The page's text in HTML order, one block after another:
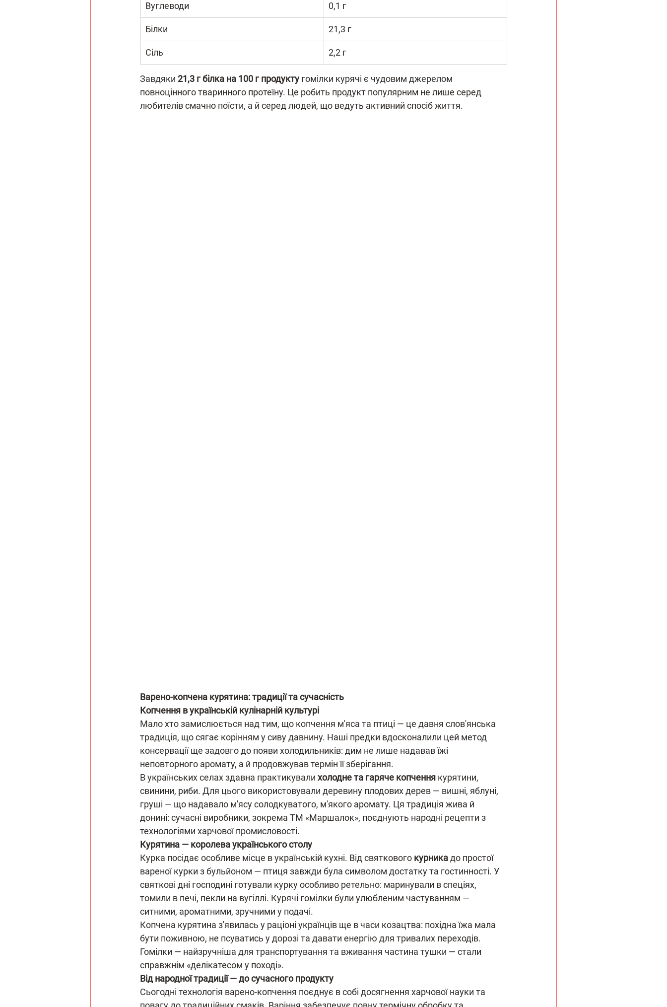
Вуглеводи 0,1 г
Білки 21,3 г
Сіль 2,2 г
Завдяки 21,3 г білка на 100 г продукту гомілки курячі є чудовим джерелом
повноцінного тваринного протеїну. Це робить продукт популярним не лише серед
любителів смачно поїсти, а й серед людей, що ведуть активний спосіб життя.
Варено-копчена курятина: традиції та сучасність
Копчення в українській кулінарній культурі
Мало хто замислюється над тим, що копчення м'яса та птиці — це давня слов'янська
традиція, що сягає корінням у сиву давнину. Наші предки вдосконалили цей метод
консервації ще задовго до появи холодильників: дим не лише надавав їжі
неповторного аромату, а й продовжував термін її зберігання.
В українських селах здавна практикували холодне та гаряче копчення курятини,
свинини, риби. Для цього використовували деревину плодових дерев — вишні, яблуні,
груші — що надавало м'ясу солодкуватого, м'якого аромату. Ця традиція жива й
донині: сучасні виробники, зокрема ТМ «Маршалок», поєднують народні рецепти з
технологіями харчової промисловості.
Курятина — королева українського столу
Курка посідає особливе місце в українській кухні. Від святкового курника до простої
вареної курки з бульйоном — птиця завжди була символом достатку та гостинності. У
святкові дні господині готували курку особливо ретельно: маринували в спеціях,
томили в печі, пекли на вугіллі. Курячі гомілки були улюбленим частуванням —
ситними, ароматними, зручними у подачі.
Копчена курятина з'явилась у раціоні українців ще в часи козацтва: похідна їжа мала
бути поживною, не псуватись у дорозі та давати енергію для тривалих переходів.
Гомілки — найзручніша для транспортування та вживання частина тушки — стали
справжнім «делікатесом у поході».
Від народної традиції — до сучасного продукту
Сьогодні технологія варено-копчення поєднує в собі досягнення харчової науки та